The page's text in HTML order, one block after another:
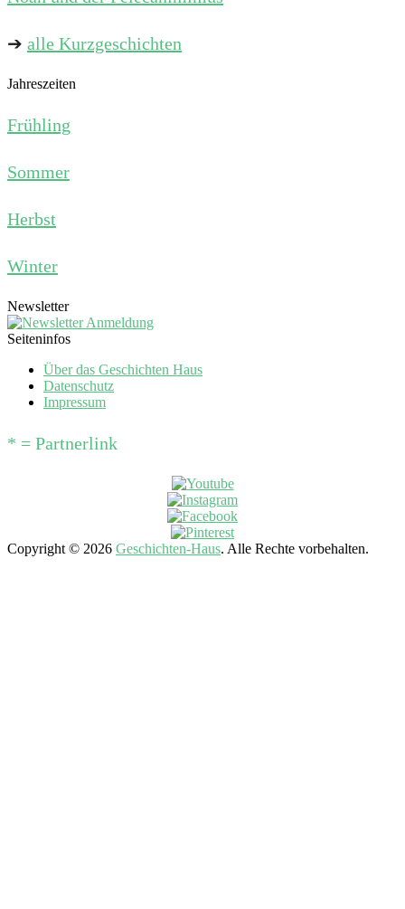
➔ alle Kurzgeschichten
Jahreszeiten
Frühling
Sommer
Herbst
Winter
Newsletter
Seiteninfos
Über das Geschichten Haus
Datenschutz
Impressum
* = Partnerlink
Copyright © 2026 Geschichten-Haus. Alle Rechte vorbehalten.